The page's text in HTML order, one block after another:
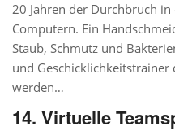
20 Jahren der Durchbruch
Computern. Ein
Staub, Schmutz und
und
werden…
14. Virtuelle